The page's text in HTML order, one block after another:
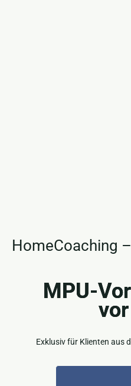
HomeCoaching
MPU-
Exklusiv für Klienten aus